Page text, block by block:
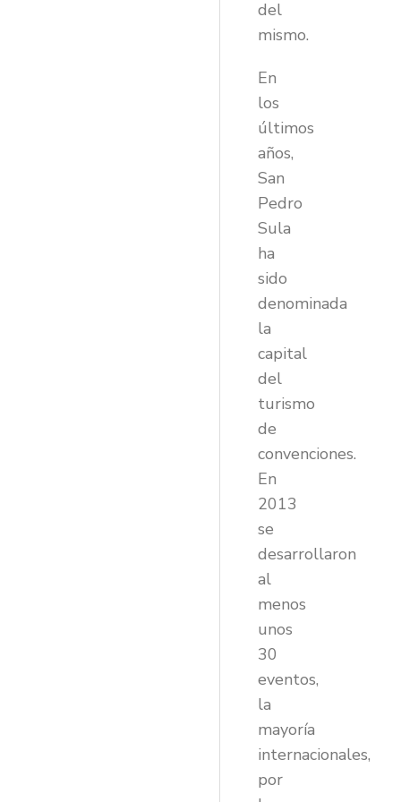
del
mismo.
En
los
últimos
años,
San
Pedro
Sula
ha
sido
denominada
la
capital
del
turismo
de
convenciones.
En
2013
se
desarrollaron
al
menos
unos
30
eventos,
la
mayoría
internacionales,
por